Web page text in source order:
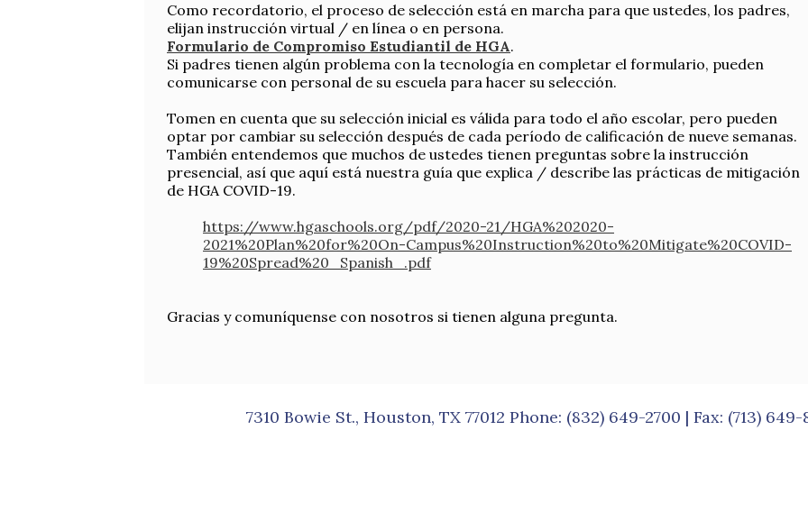
Como recordatorio, el proceso de selección está en marcha para que ustedes, los padres,
elijan instrucción virtual / en línea o en persona.
Formulario de Compromiso Estudiantil de HGA.
Si padres tienen algún problema con la tecnología en completar el formulario, pueden
comunicarse con personal de su escuela para hacer su selección.
Tomen en cuenta que su selección inicial es válida para todo el año escolar, pero pueden
optar por cambiar su selección después de cada período de calificación de nueve semanas.
También entendemos que muchos de ustedes tienen preguntas sobre la instrucción
presencial, así que aquí está nuestra guía que explica / describe las prácticas de mitigación
de HGA COVID-19.
https://www.hgaschools.org/pdf/2020-21/HGA%202020-
2021%20Plan%20for%20On-Campus%20Instruction%20to%20Mitigate%20COVID-
19%20Spread%20_Spanish_.pdf
Gracias y comuníquense con nosotros si tienen alguna pregunta.
7310 Bowie St., Houston, TX 77012 Phone: (832) 649-2700 | Fax: (713)